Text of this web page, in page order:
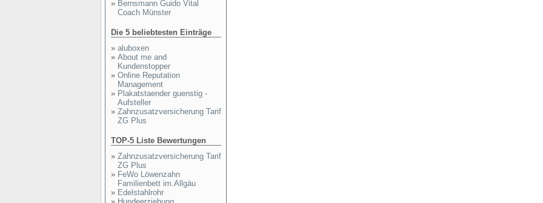
» Bernsmann Guido Vital
Coach Münster
Die 5 beliebtesten Einträge
» aluboxen
» About me and
Kundenstopper
» Online Reputation
Management
» Plakatstaender guenstig -
Aufsteller
» Zahnzusatzversicherung Tarif
ZG Plus
TOP-5 Liste Bewertungen
» Zahnzusatzversicherung Tarif
ZG Plus
» FeWo Löwenzahn
Familienbett im.Allgäu
» Edelstahlrohr